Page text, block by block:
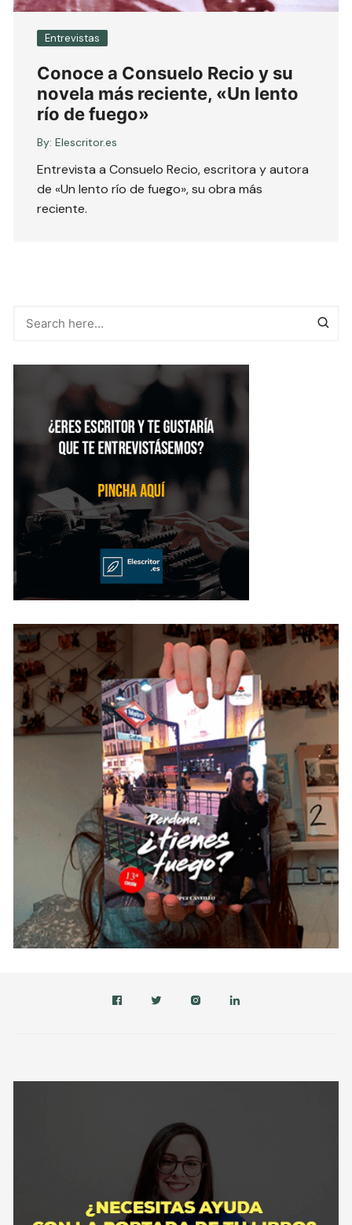
Entrevistas
Conoce a Consuelo Recio y su
novela más reciente, «Un lento
río de fuego»
By: Elescritor.es
Entrevista a Consuelo Recio, escritora y autora
de «Un lento río de fuego», su obra más
reciente.